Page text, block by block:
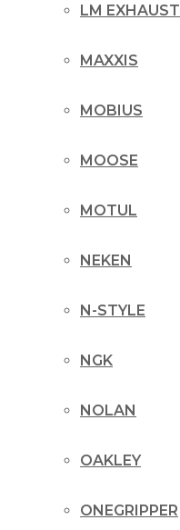
LM EXHAUST
MAXXIS
MOBIUS
MOOSE
MOTUL
NEKEN
N-STYLE
NGK
NOLAN
OAKLEY
ONEGRIPPER